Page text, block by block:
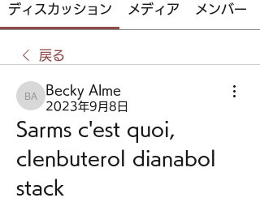
ディスカッション メディア メンバー
戻る
Becky Alme
Becky Alme
2023年9月8日
Sarms c'est quoi,
clenbuterol dianabol
stack